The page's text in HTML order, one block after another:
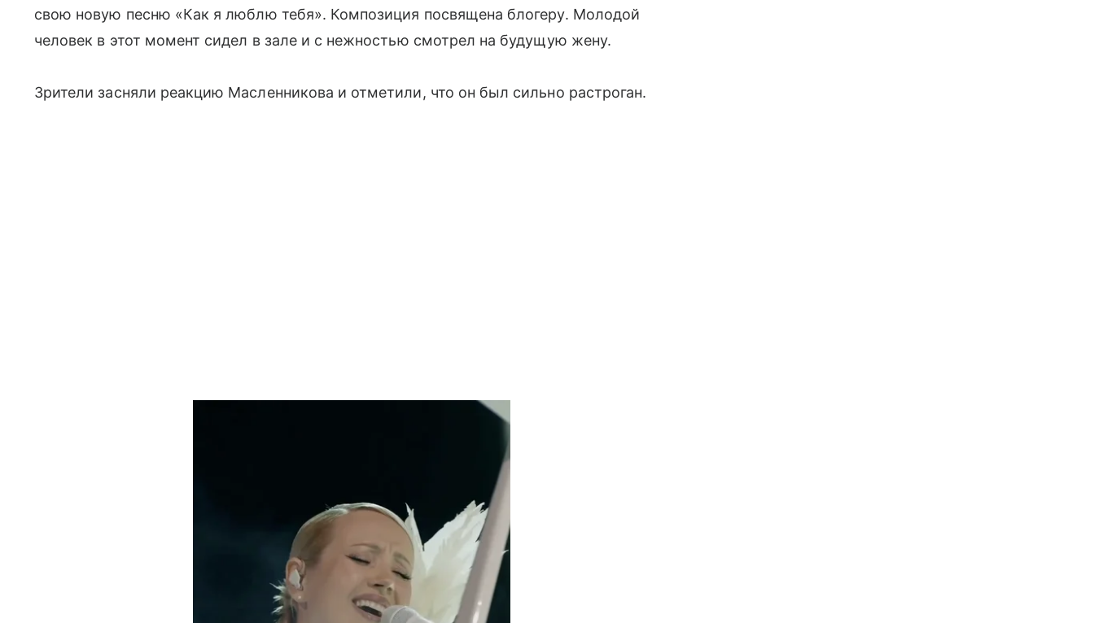
свою новую песню «Как я люблю тебя». Композиция посвящена блогеру. Молодой
человек в этот момент сидел в зале и с нежностью смотрел на будущую жену.
Зрители засняли реакцию Масленникова и отметили, что он был сильно растроган.